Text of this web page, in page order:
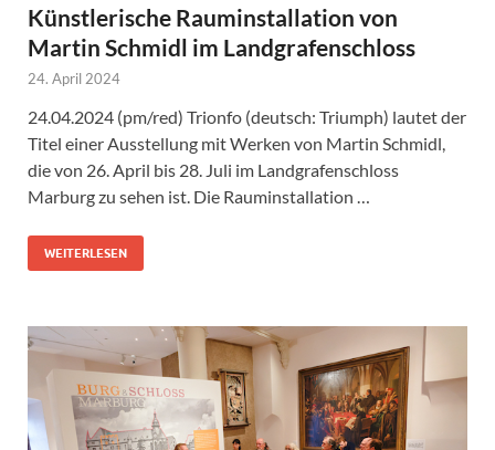
Künstlerische Rauminstallation von
Martin Schmidl im Landgrafenschloss
24. April 2024
24.04.2024 (pm/red) Trionfo (deutsch: Triumph) lautet der
Titel einer Ausstellung mit Werken von Martin Schmidl,
die von 26. April bis 28. Juli im Landgrafenschloss
Marburg zu sehen ist. Die Rauminstallation …
WEITERLESEN